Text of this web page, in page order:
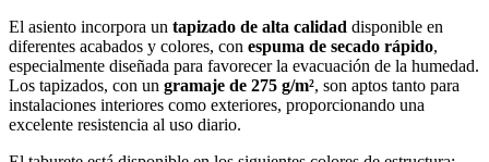
El asiento incorpora un tapizado de alta calidad disponible en
diferentes acabados y colores, con espuma de secado rápido,
especialmente diseñada para favorecer la evacuación de la humedad.
Los tapizados, con un gramaje de 275 g/m², son aptos tanto para
instalaciones interiores como exteriores, proporcionando una
excelente resistencia al uso diario.